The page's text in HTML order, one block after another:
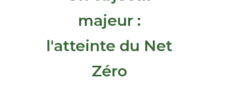
majeur :
l'atteinte du Net
Zéro